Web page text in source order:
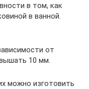
в том, как
в ванной.
от
10 мм.
можно изготовить